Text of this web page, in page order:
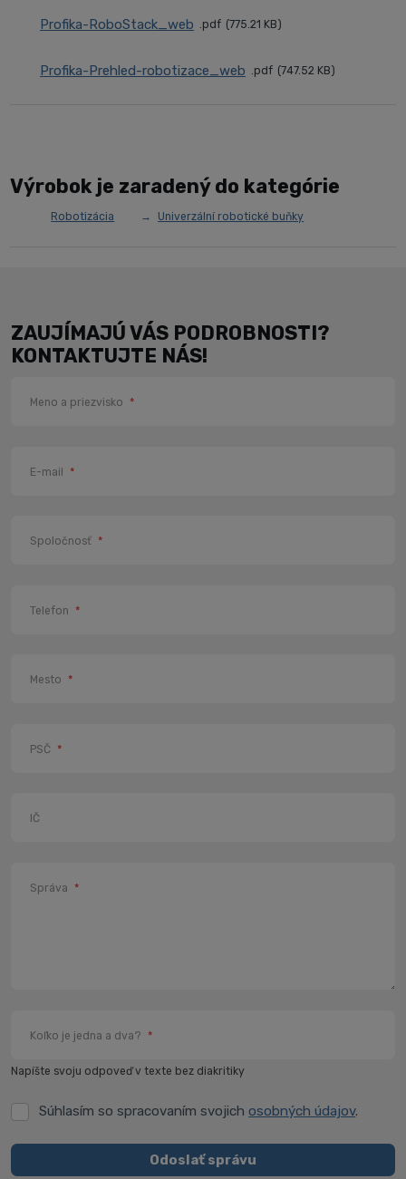
Profika-RoboStack_web pdf 775.21 KB
Profika-Prehled-robotizace_web pdf 747.52 KB
Výrobok je zaradený do kategórie
Robotizácia Univerzální robotické buňky
ZAUJÍMAJÚ VÁS PODROBNOSTI?
KONTAKTUJTE NÁS!
Meno a priezvisko *
E-mail *
Spoločnosť *
Telefon *
Mesto *
PSČ *
IČ
Správa *
Koľko je jedna a dva? *
Napíšte svoju odpoveď v texte bez diakritiky
Súhlasím
spracovaním
svojich
Súhlasím so spracovaním svojichosobných údajov.
Odoslať správu